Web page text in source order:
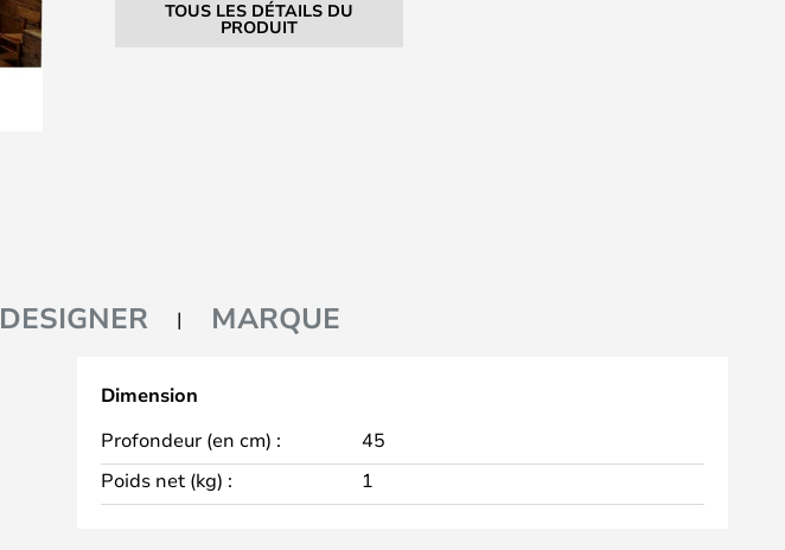
TOUS LES DÉTAILS DU
PRODUIT
DESIGNER MARQUE
Dimension
Profondeur (en cm) :
45
Poids net (kg) :
1